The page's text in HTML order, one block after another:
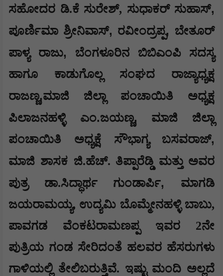
ಸಹೋದರ ಡಿ.ಕೆ ಸುರೇಶ್, ಸುಧಾಕರ್ ಸುಹಾಸ್,
ಪೂರ್ಣಿಮಾ ಶ್ರೀನಿವಾಸ್, ರವೀಂದ್ರಪ್ಪ, ಬೇತೂರ್
ಪಾಳ್ಯ ರಾಜು, ಬೆಂಗಳೂರಿನ ಬಿಬಿಎಂಪಿ ಸದಸ್ಯ
ಹಾಗೂ ಕಾಡುಗೊಲ್ಲ ಸಂಘದ ರಾಜ್ಯಾಧ್ಯಕ್ಷ
ರಾಜಣ್ಣ,ಮಾಜಿ ಜಿಲ್ಲಾ ಪಂಚಾಯಿತಿ ಅಧ್ಯಕ್ಷ
ಪಿಲಾಜನಹಳ್ಳಿ ಎಂ.ಜಯಣ್ಣ, ಮಾಜಿ ಜಿಲ್ಲಾ
ಪಂಚಾಯಿತಿ ಅಧ್ಯಕ್ಷೆ ಸೌಭಾಗ್ಯ ಬಸವರಾಜ್,
ಮಾಜಿ ಶಾಸಕ ಜಿ.ಹೆಚ್. ತಿಪ್ಪಾರೆಡ್ಡಿ ಮತ್ತು ಅವರ
ಪುತ್ರ ಡಾ.ಸಿದ್ಧಾರ್ಥ ಗುಂಡಾರ್ಪಿ, ಮಾಗಡಿ
ಜಯರಾಮಯ್ಯ, ಉದ್ಯಮಿ ಬೊಮ್ಮೇನಹಳ್ಳಿ ಬಾಬು,
ಪಾವಗಡ ವೆಂಕಟರಾಮಣಪ್ಪ ಇವರ 2ನೇ
ಪುತ್ರಿಯ ಗಂಡ ಸೇರಿದಂತೆ ಹಲವರ ಹೆಸರುಗಳು
ಗಾಳಿಯಲ್ಲಿ ತೇಲಿಬರುತ್ತಿವೆ. ಇಷ್ಟು ಮಂದಿ ಅಲ್ಲದೆ